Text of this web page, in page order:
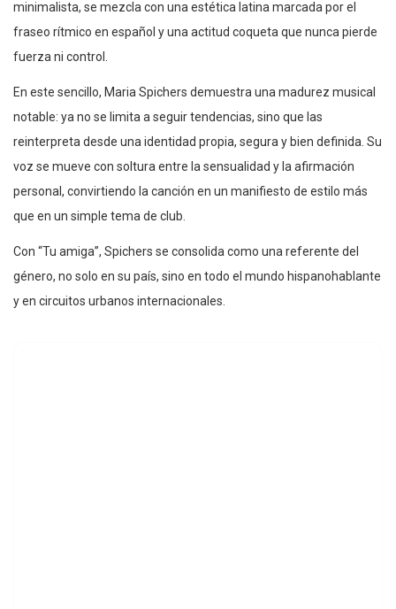
minimalista, se mezcla con una estética latina marcada por el
fraseo rítmico en español y una actitud coqueta que nunca pierde
fuerza ni control.
En este sencillo, Maria Spichers demuestra una madurez musical
notable: ya no se limita a seguir tendencias, sino que las
reinterpreta desde una identidad propia, segura y bien definida. Su
voz se mueve con soltura entre la sensualidad y la afirmación
personal, convirtiendo la canción en un manifiesto de estilo más
que en un simple tema de club.
Con “Tu amiga”, Spichers se consolida como una referente del
género, no solo en su país, sino en todo el mundo hispanohablante
y en circuitos urbanos internacionales.